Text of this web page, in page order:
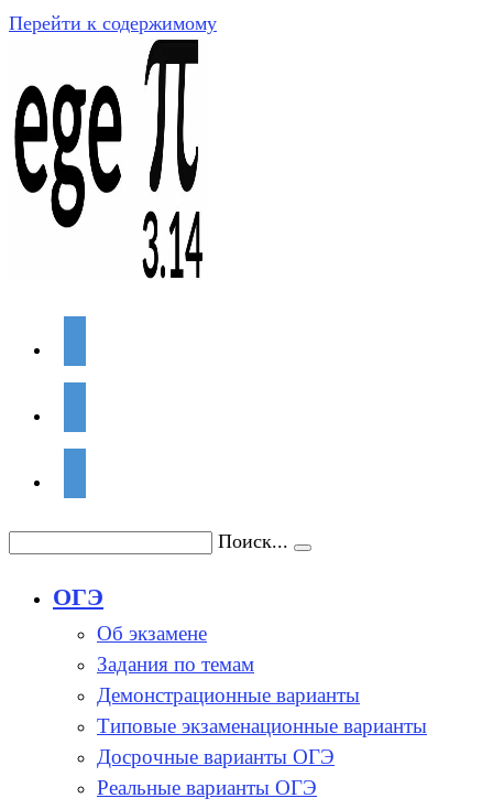
Перейти к содержимому
Поиск...
ОГЭ
Об экзамене
Задания по темам
Демонстрационные варианты
Типовые экзаменационные варианты
Досрочные варианты ОГЭ
Реальные варианты ОГЭ